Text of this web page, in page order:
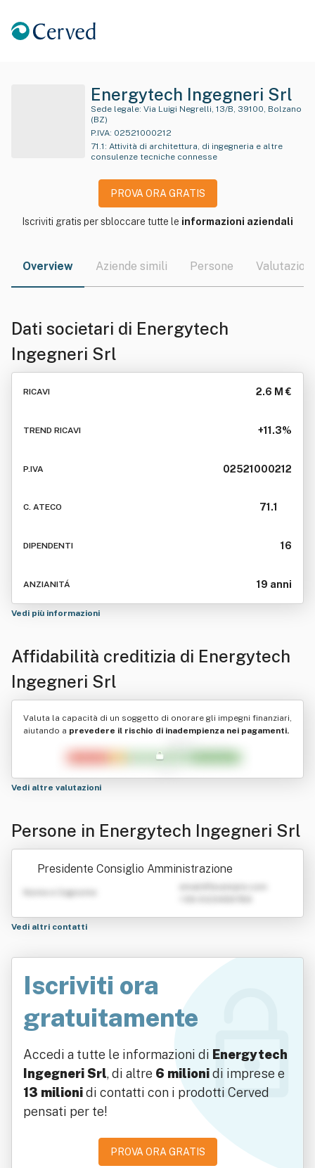
Energytech Ingegneri Srl
Sede legale:
(BZ)
P.IVA: 02521000212
71.1 : Attività di architettura, di ingegneria e altre
consulenze tecniche connesse
PROVA ORA GRATIS
Iscriviti gratis per sbloccare tutte le informazioni aziendali
Overview Aziende simili Persone Valutazioni
Dati societari di Energytech
Ingegneri Srl
RICAVI 2.6 M €
TREND RICAVI +11.3%
P.IVA 02521000212
C. ATECO 71.1
DIPENDENTI 16
ANZIANITÁ 19 anni
Vedi più informazioni
Affidabilità creditizia di Energytech
Ingegneri Srl
Valuta la capacità di un soggetto di onorare gli impegni finanziari,
aiutando a prevedere il rischio di inadempienza nei pagamenti.
Vedi altre valutazioni
Persone in Energytech Ingegneri Srl
Presidente Consiglio Amministrazione
Nome e Cognome
Vedi altri contatti
Iscriviti ora
gratuitamente
Accedi a tutte le informazioni di Energytech
Ingegneri Srl, di altre 6 milionidi imprese e
13 milionidi contatti con i prodotti Cerved
pensati per te!
PROVA ORA GRATIS